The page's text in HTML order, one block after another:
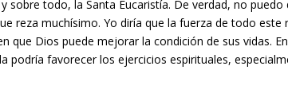
sobre todo, la Santa Eucaristía. De verdad, no
reza muchísimo. Yo diría que la fuerza de todo
que Dios puede mejorar la condición de sus vidas.
podría favorecer los ejercicios espirituales,